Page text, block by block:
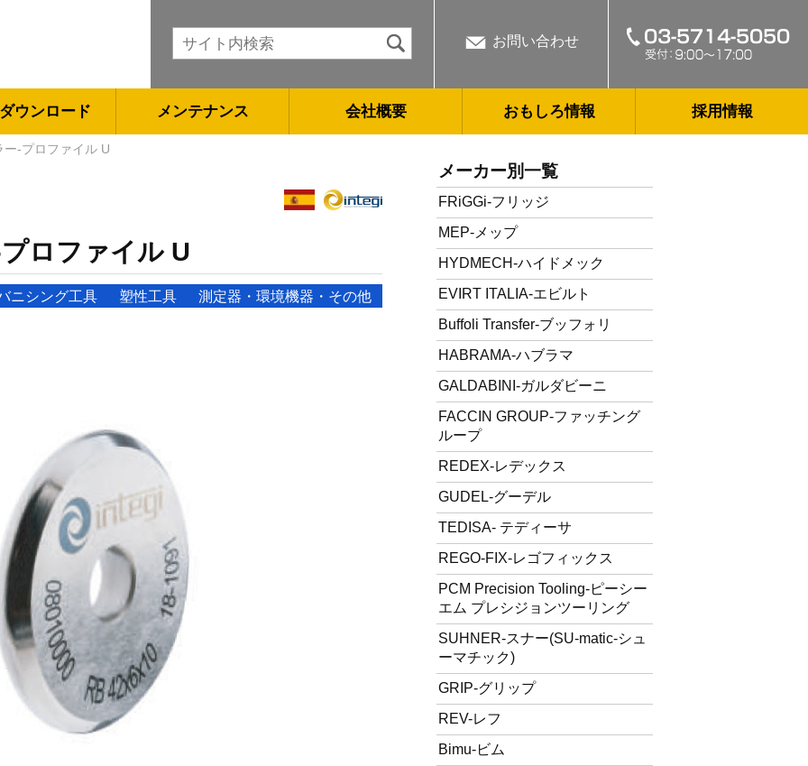
お問い合わせ
ウンロード メンテナンス 会社概要 おもしろ情報 採用情報
-プロファイル U
ロファイル U
ニシング工具 塑性工具 測定器・環境機器・その他
メーカー別一覧
FRiGGi-フリッジ
MEP-メップ
HYDMECH-ハイドメック
EVIRT ITALIA-エビルト
Buffoli Transfer-ブッフォリ
HABRAMA-ハブラマ
GALDABINI-ガルダビーニ
FACCIN GROUP-ファッチング
ループ
REDEX-レデックス
GUDEL-グーデル
TEDISA- テディーサ
REGO-FIX-レゴフィックス
PCM Precision Tooling-ピーシー
エム プレシジョンツーリング
SUHNER-スナー(SU-matic-シュ
ーマチック)
GRIP-グリップ
REV-レフ
Bimu-ビム